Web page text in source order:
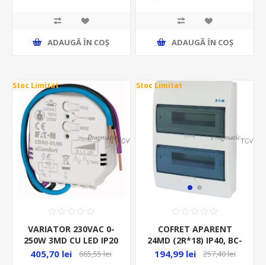
ADAUGĂ ȊN COŞ ADAUGĂ ȊN COŞ
Stoc Limitat
VARIATOR 230VAC 0-
250W 3MD CU LED IP20
CDAU-01/04 182443
405,70 lei 665,55 lei
Stoc Limitat
COFRET APARENT
24MD (2R*18) IP40, BC-
O-2/24-ECO,
194,99 lei 257,40 lei